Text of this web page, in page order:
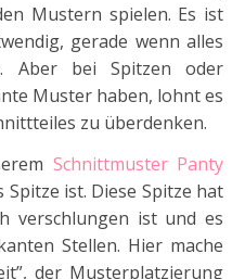
Mustern spielen. Es ist
gerade wenn alles
Aber bei Spitzen oder
Muster haben, lohnt es
zu überdenken.
Schnittmuster Panty
ist. Diese Spitze hat
verschlungen ist und es
Stellen. Hier mache
der Musterplatzierung